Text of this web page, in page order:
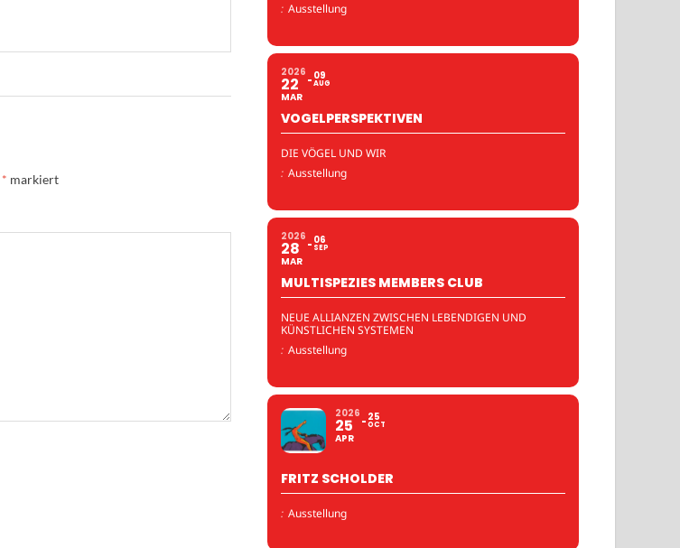
* markiert
: Ausstellung
2026
22
MAR
09
AUG
VOGELPERSPEKTIVEN
DIE VÖGEL UND WIR
: Ausstellung
2026
28
MAR
06
SEP
MULTISPEZIES MEMBERS CLUB
NEUE ALLIANZEN ZWISCHEN LEBENDIGEN UND
KÜNSTLICHEN SYSTEMEN
: Ausstellung
2026
25
APR
25
OCT
FRITZ SCHOLDER
: Ausstellung